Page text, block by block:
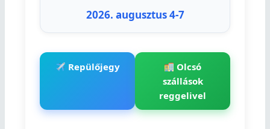
2026. augusztus 4-7
Repülőjegy
Olcsó
szállások
reggelivel